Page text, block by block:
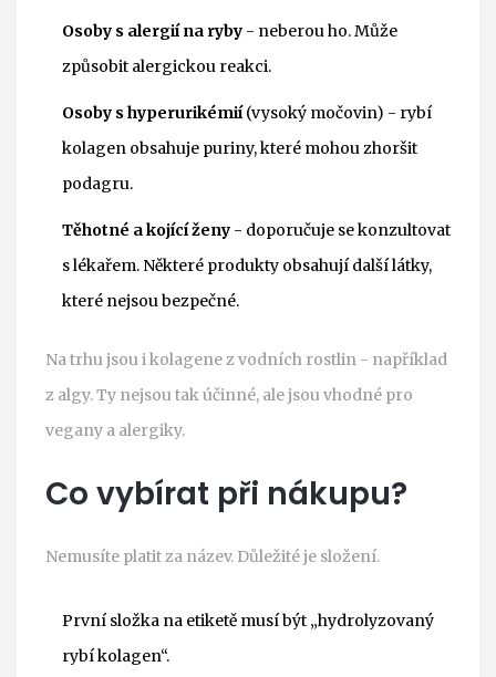
Osoby s alergií na ryby - neberou ho. Může
způsobit alergickou reakci.
Osoby s hyperurikémií(vysoký močovin) - rybí
kolagen obsahuje puriny, které mohou zhoršit
podagru.
Těhotné a kojící ženy - doporučuje se konzultovat
s lékařem. Některé produkty obsahují další látky,
které nejsou bezpečné.
Na trhu jsou i kolagene z vodních rostlin - například
z algy. Ty nejsou tak účinné, ale jsou vhodné pro
vegany a alergiky.
Co vybírat při nákupu?
Nemusíte platit za název. Důležité je složení.
První složka na etiketě musí být „hydrolyzovaný
rybí kolagen“.